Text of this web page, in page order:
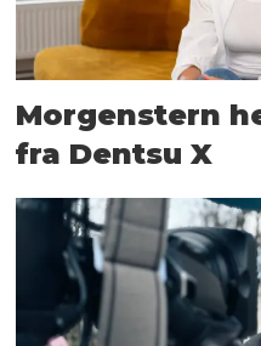
Morgenstern
fra Dentsu X